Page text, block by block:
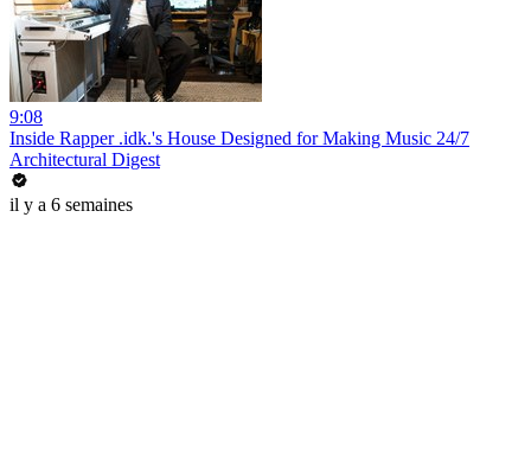
9:08
Inside Rapper .idk.'s House Designed for Making Music 24/7
Architectural Digest
il y a 6 semaines